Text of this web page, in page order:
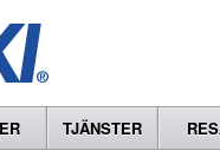
TJÄNSTER